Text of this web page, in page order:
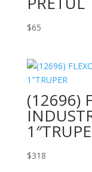
$65
(12696)
$318